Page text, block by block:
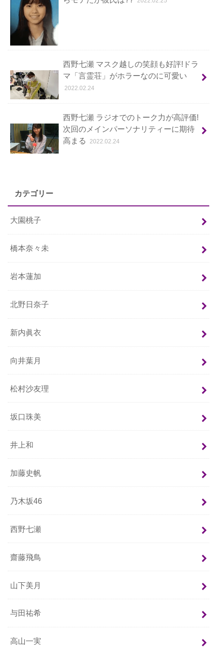
西野七瀬 マスク越しの笑顔も好評!ドラ
マ「言霊荘」がホラーなのに可愛い
2022.02.24
西野七瀬 ラジオでのトーク力が高評価!
次回のメインパーソナリティーに期待
高まる
2022.02.24
カテゴリー
大園桃子
橋本奈々未
岩本蓮加
北野日奈子
新内眞衣
向井葉月
松村沙友理
坂口珠美
井上和
加藤史帆
乃木坂46
西野七瀬
齋藤飛鳥
山下美月
与田祐希
高山一実